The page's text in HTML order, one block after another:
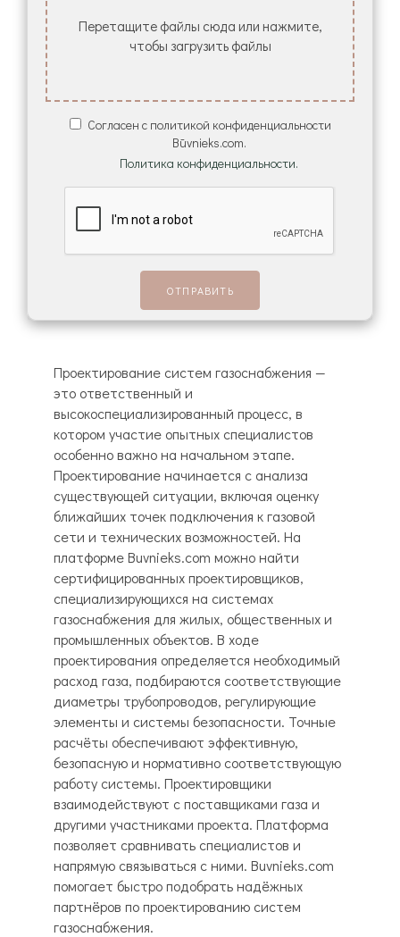
Перетащите файлы сюда или нажмите,
чтобы загрузить файлы
Согласен с политикой конфиденциальности
Būvnieks.com.
Политика конфиденциальности.
Проектирование систем газоснабжения —
это ответственный и
высокоспециализированный процесс, в
котором участие опытных специалистов
особенно важно на начальном этапе.
Проектирование начинается с анализа
существующей ситуации, включая оценку
ближайших точек подключения к газовой
сети и технических возможностей. На
платформе Buvnieks.com можно найти
сертифицированных проектировщиков,
специализирующихся на системах
газоснабжения для жилых, общественных и
промышленных объектов. В ходе
проектирования определяется необходимый
расход газа, подбираются соответствующие
диаметры трубопроводов, регулирующие
элементы и системы безопасности. Точные
расчёты обеспечивают эффективную,
безопасную и нормативно соответствующую
работу системы. Проектировщики
взаимодействуют с поставщиками газа и
другими участниками проекта. Платформа
позволяет сравнивать специалистов и
напрямую связываться с ними. Buvnieks.com
помогает быстро подобрать надёжных
партнёров по проектированию систем
газоснабжения.